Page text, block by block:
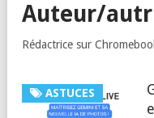
Auteur/
Rédactrice sur
ASTUCES